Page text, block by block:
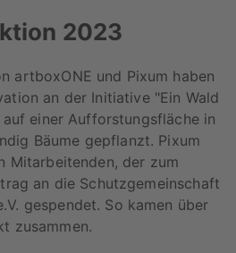
2023
artboxONE und Pixum haben
an der Initiative "Ein Wald
einer Aufforstungsfläche in
Bäume gepflanzt. Pixum
Mitarbeitenden, der zum
an die Schutzgemeinschaft
gespendet. So kamen über
zusammen.